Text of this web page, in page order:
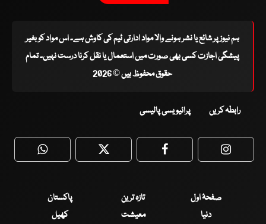
ہم نیوز پر شائع یا نشر ہونے والا مواد ادارتی ٹیم کی کاوش ہے۔ اس مواد کو بغیر
پیشگی اجازت کسی بھی صورت میں استعمال یا نقل کرنا درست نہیں۔ تمام
حقوق محفوظ ہیں © 2026
رابطہ کریں پرائیویسی پالیسی
WhatsApp Twitter Facebook
صفحۂ اول تازہ ترین
پاکستان
دنیا
معیشت کھیل